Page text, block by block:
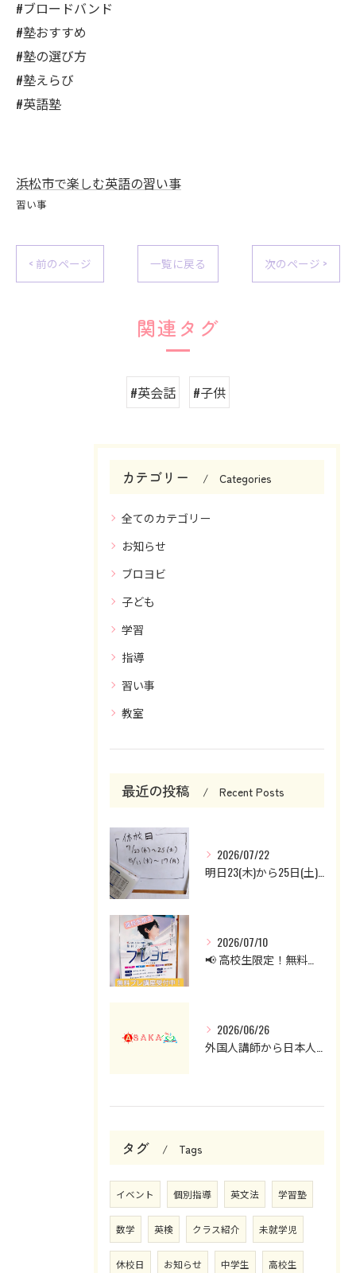
#ブロードバンド
#塾おすすめ
#塾の選び方
#塾えらび
#英語塾
浜松市で楽しむ英語の習い事
習い事
< 前のページ 一覧に戻る 次のページ >
関連タグ
#英会話 #子供
カテゴリー Categories
全てのカテゴリー
お知らせ
ブロヨビ
子ども
学習
指導
習い事
教室
最近の投稿 Recent Posts
2026/07/22
2026/07/10
2026/06/26
タグ Tags
イベント 個別指導 英文法 学習塾
数学 英検 クラス紹介 未就学児
休校日 お知らせ 中学生 高校生